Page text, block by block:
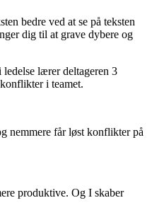
bedre ved at se på teksten
dig til at grave dybere og
lærer deltageren 3
i teamet.
nemmere får løst konflikter på
produktive. Og I skaber